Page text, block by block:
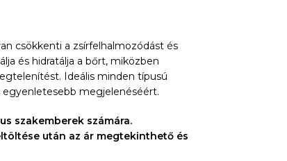
csökkenti a zsírfelhalmozódást és
és hidratálja a bőrt, miközben
Ideális minden típusú
egyenletesebb megjelenéséért.
szakemberek számára.
után az ár megtekinthető és